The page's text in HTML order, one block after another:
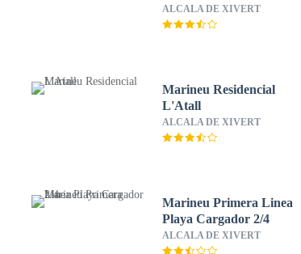
ALCALA DE XIVERT
Marineu Residencial
L'Atall
ALCALA DE XIVERT
Marineu Primera Linea
Playa Cargador 2/4
ALCALA DE XIVERT